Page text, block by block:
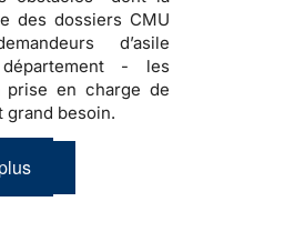
des dossiers CMU
d’asile
- les
prise en charge de
grand besoin.